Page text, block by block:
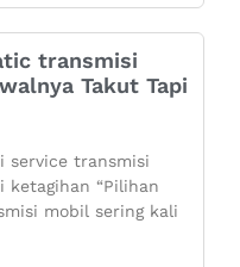
transmisi
Takut Tapi
service transmisi
ketagihan “Pilihan
mobil sering kali